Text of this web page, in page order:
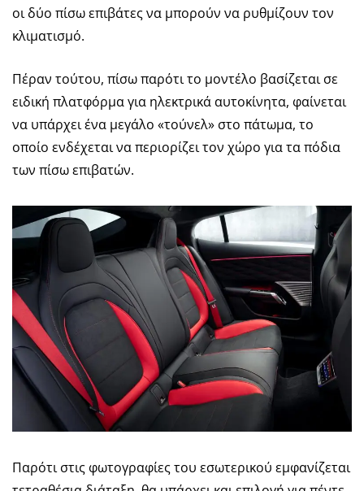
οι δύο πίσω επιβάτες να μπορούν να ρυθμίζουν τον
κλιματισμό.
Πέραν τούτου, πίσω παρότι το μοντέλο βασίζεται σε
ειδική πλατφόρμα για ηλεκτρικά αυτοκίνητα, φαίνεται
να υπάρχει ένα μεγάλο «τούνελ» στο πάτωμα, το
οποίο ενδέχεται να περιορίζει τον χώρο για τα πόδια
των πίσω επιβατών.
Παρότι στις φωτογραφίες του εσωτερικού εμφανίζεται